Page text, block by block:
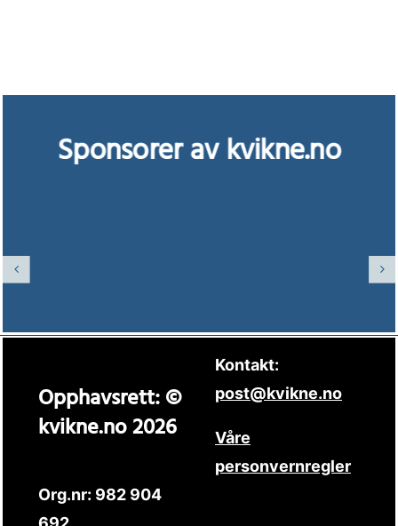
Sponsorer av kvikne.no
Opphavsrett: ©
kvikne.no 2026
Org.nr: 982 904
Kontakt:
post@kvikne.no
Våre
personvernregler